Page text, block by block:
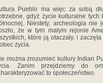
Pueblo ma więc za sobą
gdyż życie kulturalne tych
Niestety, archeologia
że w tym małym rejonie
które ją otaczały, i
życia.
można zrozumieć kultury Indian
Zanim przejdziemy do
to społeczeństwo.